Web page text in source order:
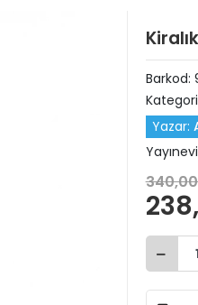
Barkod:
Yazar: